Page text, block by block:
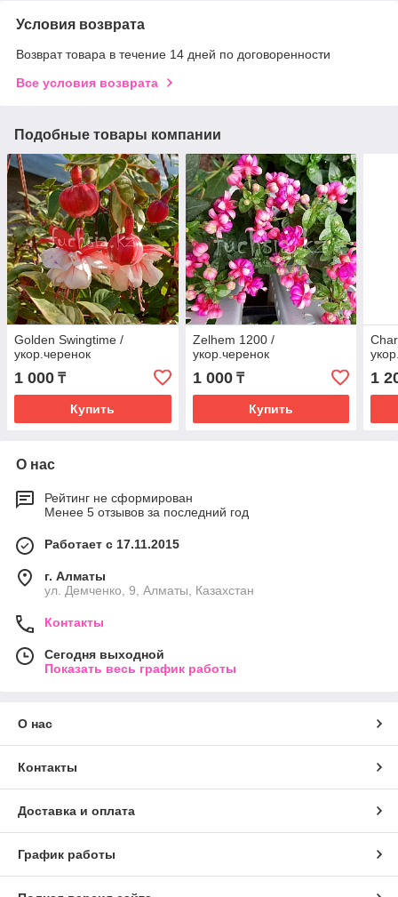
Условия возврата
Возврат товара в течение 14 дней по договоренности
Все условия возврата
Подобные товары компании
Golden Swingtime /
укор.черенок
1 000 ₸
Купить
Zelhem 1200 /
укор.черенок
1 000₸
Купить
1
О нас
Рейтинг не сформирован
Менее 5 отзывов за последний год
Работает с 17.11.2015
г. Алматы
ул. Демченко, 9, Алматы, Казахстан
Контакты
Сегодня выходной
Показать весь график работы
О нас
Контакты
Доставка и оплата
График работы